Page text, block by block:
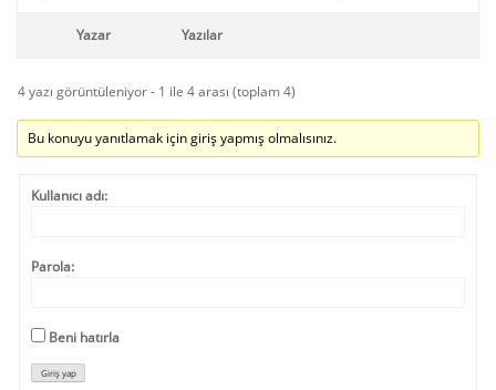
Yazar Yazılar
4 yazı görüntüleniyor - 1 ile 4 arası (toplam 4)
Bu konuyu yanıtlamak için giriş yapmış olmalısınız.
Kullanıcı adı:
Parola:
Beni hatırla
Giriş yap